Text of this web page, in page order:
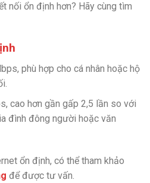
nối ổn định hơn? Hãy cùng tìm
phù hợp cho cá nhân hoặc hộ
cao hơn gần gấp 2,5 lần so với
đình đông người hoặc văn
ổn định, có thể tham khảo
để được tư vấn.